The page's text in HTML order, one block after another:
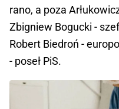
rano, a poza
Zbigniew Bogucki -
Robert Biedroń -
- poseł PiS.